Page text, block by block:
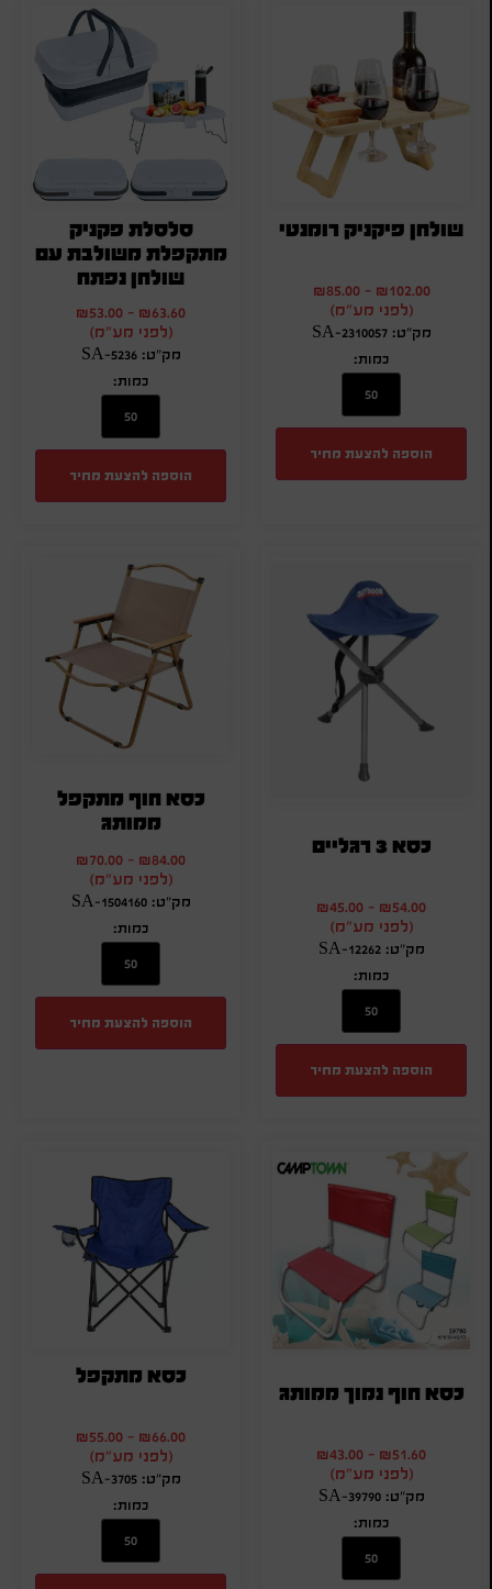
שולחן פיקניק רומנטי
₪102.00
-
₪85.00
(לפני מע"מ)
מק"ט: SA-2310057
כמות:
הוספה להצעת מחיר
סלסלת פקניק
מתקפלת משולבת עם
שולחן נפתח
₪63.60
-
₪53.00
(לפני מע"מ)
מק"ט: SA-5236
כמות:
הוספה להצעת מחיר
כסא 3 רגליים
₪54.00
-
₪45.00
(לפני מע"מ)
מק"ט: SA-12262
כמות:
הוספה להצעת מחיר
כסא חוף מתקפל
ממותג
₪84.00
-
₪70.00
(לפני מע"מ)
מק"ט: SA-1504160
כמות:
הוספה להצעת מחיר
כסא חוף נמוך ממותג
₪51.60
-
₪43.00
(לפני מע"מ)
מק"ט: SA-39790
כמות:
כסא מתקפל
₪66.00
-
₪55.00
(לפני מע"מ)
מק"ט: SA-3705
כמות: